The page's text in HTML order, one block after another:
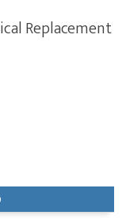
Replacement